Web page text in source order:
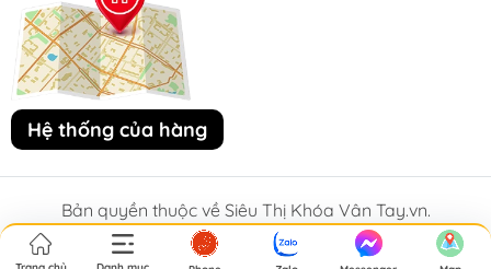
Hệ thống của hàng
Bản quyền thuộc về Siêu Thị Khóa Vân Tay.vn.